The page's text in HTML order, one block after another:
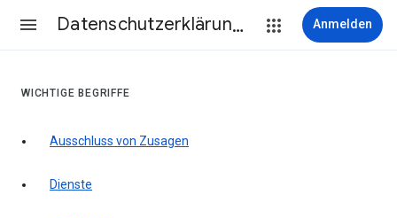
Datenschutzerklärung & Nutzungsbedingungen Anmelden
WICHTIGE BEGRIFFE
Ausschluss von Zusagen
Dienste